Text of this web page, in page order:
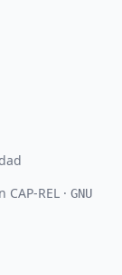
REL · GNU